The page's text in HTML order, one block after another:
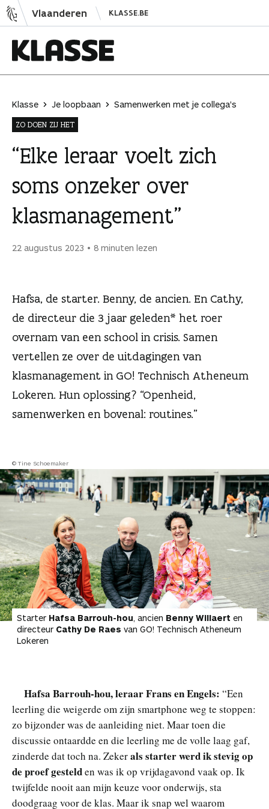
N
a
Vlaanderen KLASSE.BE
a
s
s
e
Klasse Je loopbaan
Samenwerken met je collega's
ZO DOEN ZIJ HET
“Elke leraar voelt zich
soms onzeker over
klasmanagement”
22 augustus 2023 8 minuten lezen
Hafsa, de starter. Benny, de ancien. En Cathy,
de directeur die 3 jaar geleden* het roer
overnam van een school in crisis. Samen
vertellen ze over de uitdagingen van
klasmanagement in GO! Technisch Atheneum
Lokeren. Hun oplossing? “Openheid,
samenwerken en bovenal: routines.”
© Tine Schoemaker
Starter Hafsa Barrouh-hou, ancien Benny Willaert en
directeur Cathy De Raes van GO! Technisch Atheneum
Lokeren
Hafsa Barrouh-hou, leraar Frans en Engels: “Een
leerling die weigerde om zijn smartphone weg te stoppen:
zo bijzonder was de aanleiding niet. Maar toen die
discussie ontaardde en die leerling me de volle laag gaf,
zinderde dat toch na. Zekerals starter werd ik stevig op
de proef gestelden was ik op vrijdagavond vaak op. Ik
twijfelde nooit aan mijn keuze voor onderwijs, sta
doodgraag voor de klas. Maar ik snap wel waarom